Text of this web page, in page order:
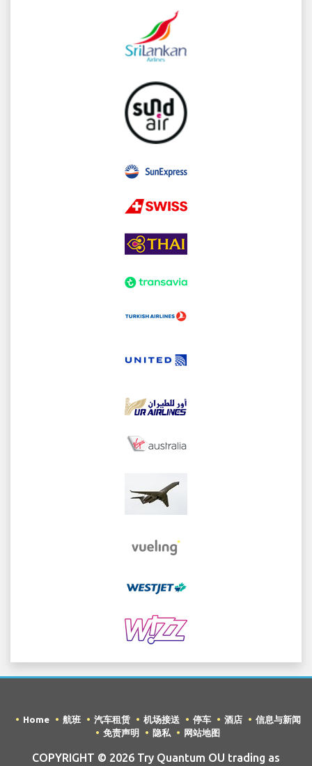
Home 航班 汽车租赁 机场接送 停车 酒店
信息与新闻
免责声明
隐私 网站地图
COPYRIGHT © 2026 Try Quantum OU trading as